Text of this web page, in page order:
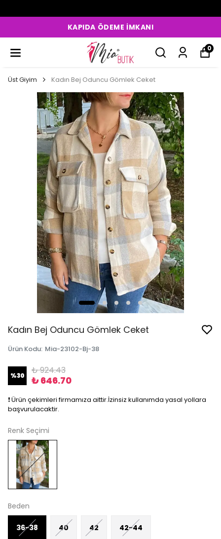
KAPIDA ÖDEME İMKANI
0
Üst Giyim Kadın Bej Oduncu Gömlek Ceket
Kadın Bej Oduncu Gömlek Ceket
Ürün Kodu: Mia-23102-Bj-38
%30 ₺ 924.43
₺ 646.70
❗️ Ürün çekimleri firmamıza aittir.İzinsiz kullanımda yasal yollara
başvurulacaktir.
Renk Seçimi
Beden
36-38 40 42 42-44